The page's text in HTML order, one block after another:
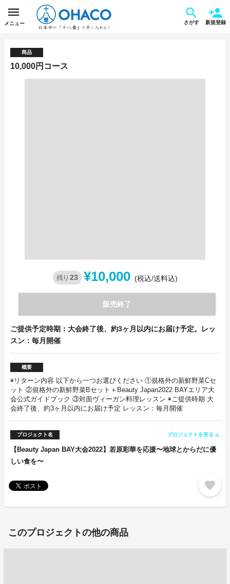
メニュー さがす 新規登録
商品
10,000円コース
残り 23 ¥10,000 (税込/送料込)
販売終了
ご提供予定時期：大会終了後、約3ヶ月以内にお届け予定。レッ
スン：毎月開催
概要
◉リターン内容 以下から一つお選びください ①規格外の新鮮野菜Cセ
ット ②規格外の新鮮野菜Bセット＋Beauty Japan2022 BAYエリア大
会公式ガイドブック ③対面ヴィーガン料理レッスン ◉ご提供時期 大
会終了後、約3ヶ月以内にお届け予定 レッスン：毎月開催
プロジェクト名 プロジェクトを見る arrow_forward
【Beauty Japan BAY大会2022】若原彩華を応援〜地球とからだに優
しい食を〜
favorite
このプロジェクトの他の商品